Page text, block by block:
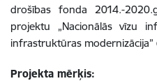
drošības fonda 2014.-
projektu „Nacionālās vīzu
infrastruktūras
Projekta mērķis: